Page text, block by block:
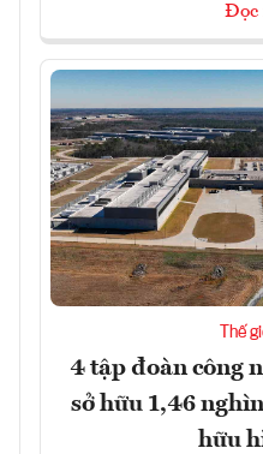
Đọc
Thế
4 tập đoàn công
sở hữu 1,46
hữu